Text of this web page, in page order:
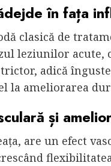
în fața
clasică de
leziunilor acute,
adică
la ameliorarea
și
are un efect